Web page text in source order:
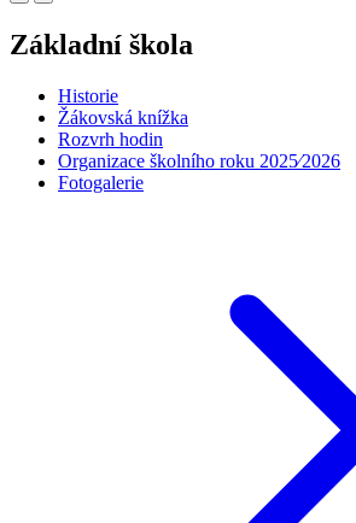
Základní škola
Historie
Žákovská knížka
Rozvrh hodin
Organizace školního roku 2025⁄2026
Fotogalerie